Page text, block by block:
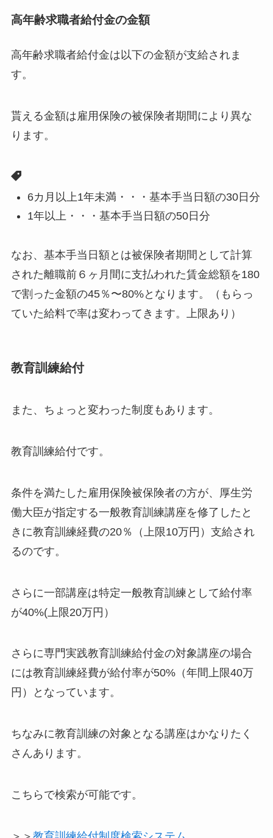
高年齢求職者給付金の金額
高年齢求職者給付金は以下の金額が支給されま
す。
貰える金額は雇用保険の被保険者期間により異な
ります。
6カ月以上1年未満・・・基本手当日額の30日分
1年以上・・・基本手当日額の50日分
なお、基本手当日額とは被保険者期間として計算
された離職前６ヶ月間に支払われた賃金総額を180
で割った金額の45％〜80%となります。（もらっ
ていた給料で率は変わってきます。上限あり）
教育訓練給付
また、ちょっと変わった制度もあります。
教育訓練給付です。
条件を満たした雇用保険被保険者の方が、厚生労
働大臣が指定する一般教育訓練講座を修了したと
きに教育訓練経費の20％（上限10万円） 支給され
るのです。
さらに一部講座は特定一般教育訓練として給付率
が40%(上限20万円）
さらに専門実践教育訓練給付金の対象講座の場合
には教育訓練経費が給付率が50%（年間上限40万
円）
となっています。
ちなみに教育訓練の対象となる講座はかなりたく
さんあります。
こちらで検索が可能です。